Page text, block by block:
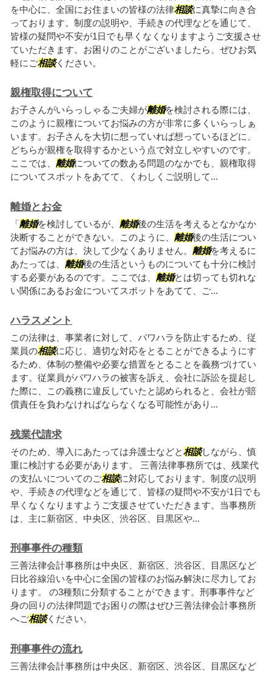
を中心に、全国にお住まいの皆様の法律相談に真摯に向き合
っております。制度の説明や、手続きの代理などを通じて、
皆様の疑問や不安が1日でも早くなくなりますようご支援させ
ていただきます。お困りのことがございましたら、ぜひお気
軽にご相談ください。
親権取得について
お子さんがいらっしゃるご夫婦が離婚を検討される際には、
このように親権についてお悩みの方が非常に多くいらっしぁ
います。お子さんを大切に想っていれば想っているほどに、
どちらが親権を取得するかという点で対立しやすいのです。
ここでは、 離婚についての数ある問題のなかでも、親権取得
についてスポットをあてて、くわしくご説明して...
離婚とお金
「離婚を検討しているが、 離婚後の生活を考えるとなかなか
決断することができない。このように、 離婚後の生活につい
てお悩みの方は、決して少なくありません。 離婚を考えるに
あたっては、 離婚後の生活というものについても十分に検討
する必要があるのです。ここでは、 離婚とは切っても切れな
い関係にあるお金についてスポットをあてて、ご...
ハラスメント
この法律は、事業者に対して、パワハラを防止するため、従
業員の相談に応じ、適切な対応をとることができるようにす
るため、体制の整備や必要な措置をとることを義務づけてい
ます。従業員がパワハラの被害を訴え、会社に訴訟を提起し
た際に、この義務に違反していたと認められると、会社が賠
償責任を負わなければならなくなる可能性があり...
残業代請求
そのため、導入にあたっては弁護士などと相談しながら、慎
重に検討する必要があります。 三善法律事務所では、残業代
の支払いについてのご相談に対応しております。制度の説明
や、手続きの代理などを通じて、皆様の疑問や不安が1日でも
早くなくなりますようご支援させていただきます。当事務所
は、主に新宿区、中央区、渋谷区、目黒区や...
刑事事件の種類
三善法律会計事務所は中央区、新宿区、渋谷区、目黒区など
日比谷線沿いを中心に全国の皆様のお悩み解決に尽力してお
ります。 の3種類に分類することができます。刑事事件など
身の回りの法律問題でお困りの際はぜひ三善法律会計事務所
へご相談ください。
刑事事件の流れ
三善法律会計事務所は中央区、新宿区、渋谷区、目黒区など